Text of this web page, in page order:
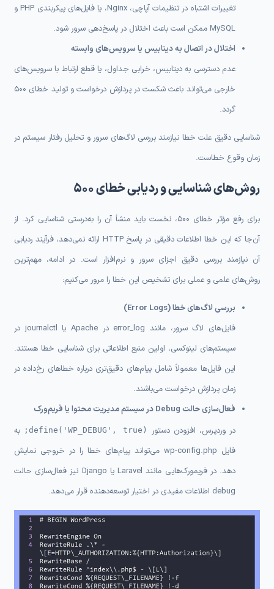
تغییرات اشتباه در تنظیمات آپاچی، Nginx، یا فایل‌های پیکربندی PHP و
MySQL ممکن است باعث اختلال در پاسخ‌دهی سرور شود.
اختلال در اتصال به دیتابیس یا سرویس‌های وابسته
عدم دسترسی به دیتابیس، خرابی جداول، یا قطع ارتباط با سرویس‌های
خارجی می‌تواند باعث شکست در پردازش درخواست و تولید خطای 500
گردد.
شناسایی دقیق علت خطا نیازمند بررسی لاگ‌های سرور و تحلیل رفتار سیستم در
زمان وقوع خطاست.
روش‌های شناسایی و ردیابی خطای 500
برای رفع مؤثر خطای 500، نخست باید منشأ آن را به‌درستی شناسایی کرد. از
آن‌جا که این خطا اطلاعات دقیقی در پاسخ HTTP ارائه نمی‌دهد، فرآیند ردیابی
آن نیازمند بررسی دقیق اجزای سرور و نرم‌افزار است. در ادامه، مهم‌ترین
روش‌های علمی و عملی برای تشخیص این خطا را مرور می‌کنیم:
بررسی لاگ‌های خطا (Error Logs)
فایل‌های لاگ سرور، مانند error_log در Apache یا journalctl در
سیستم‌های لینوکسی، اولین منبع اطلاعاتی برای شناسایی خطا هستند.
این فایل‌ها معمولاً شامل پیام‌های دقیق‌تری درباره خطاهای رخ‌داده در
زمان پردازش درخواست می‌باشند.
فعال‌سازی حالت Debug در سیستم مدیریت محتوا یا فریم‌ورک
در وردپرس، افزودن دستورdefine('WP_DEBUG', true); به
فایل wp-config.php می‌تواند پیام‌های خطا را در خروجی نمایش
دهد. در فریمورک‌هایی مانند Laravel یا Django نیز فعال‌سازی حالت
debug اطلاعات مفیدی در اختیار توسعه‌دهنده قرار می‌دهد.